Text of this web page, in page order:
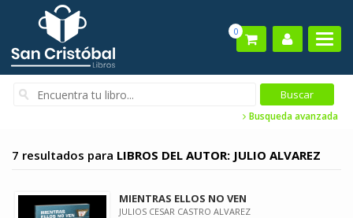
0
Busqueda avanzada
7 resultados para LIBROS DEL AUTOR: JULIO ALVAREZ
MIENTRAS ELLOS NO VEN
JULIOS CESAR CASTRO ALVAREZ